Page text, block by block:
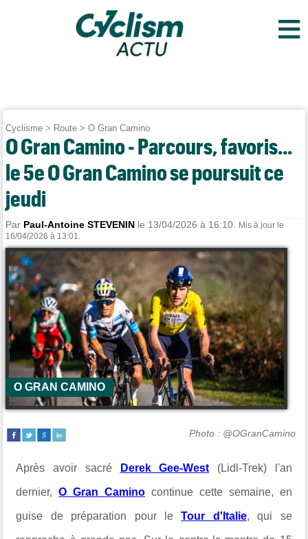
≡
Cyclisme > Route >O Gran Camino
O Gran Camino - Parcours, favoris...
le 5e O Gran Camino se poursuit ce
jeudi
Par Paul-Antoine STEVENIN le 13/04/2026 à 16:10.
Mis à jour le
16/04/2026 à 13:01.
O GRAN CAMINO
Photo : @OGranCamino
Après avoir sacré Derek Gee-West (Lidl-Trek) l'an
dernier,O Gran Camino continue cette semaine, en
guise de préparation pour leTour d'Italie, qui se